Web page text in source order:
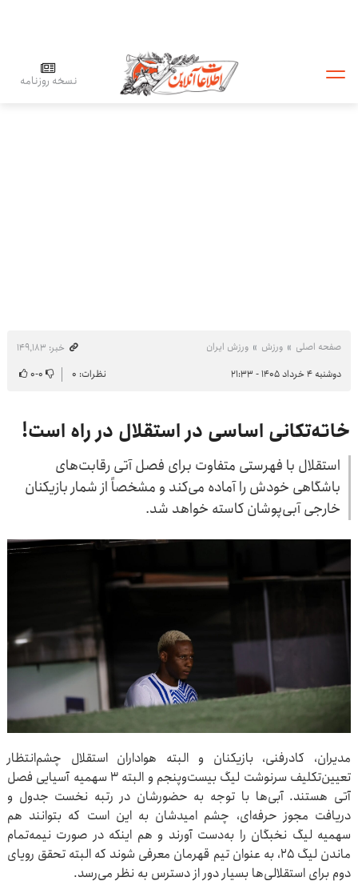
نسخه روزنامه
صفحه اصلی ورزش ورزش ایران
خبر: ۱۴۹٬۱۸۳
دوشنبه ۴ خرداد ۱۴۰۵ - ۲۱:۳۳
نظرات: ۰ ۰-۰
خاته‌تکانی اساسی در استقلال در راه است!
استقلال با فهرستی متفاوت برای فصل آتی رقابت‌های
باشگاهی خودش را آماده می‌کند و مشخصاً از شمار بازیکنان
خارجی آبی‌پوشان کاسته خواهد شد.
مدیران، کادرفنی، بازیکنان و البته هواداران استقلال چشم‌انتظار
تعیین‌تکلیف سرنوشت لیگ بیست‌وپنجم و البته ۳ سهمیه آسیایی فصل
آتی هستند. آبی‌ها با توجه به حضورشان در رتبه نخست جدول و
دریافت مجوز حرفه‌ای، چشم امیدشان به این است که بتوانند هم
سهمیه لیگ نخبگان را به‌دست آورند و هم اینکه در صورت نیمه‌تمام
ماندن لیگ ۲۵، به عنوان تیم قهرمان معرفی شوند که البته تحقق رویای
دوم برای استقلالی‌ها بسیار دور از دسترس به نظر می‌رسد.